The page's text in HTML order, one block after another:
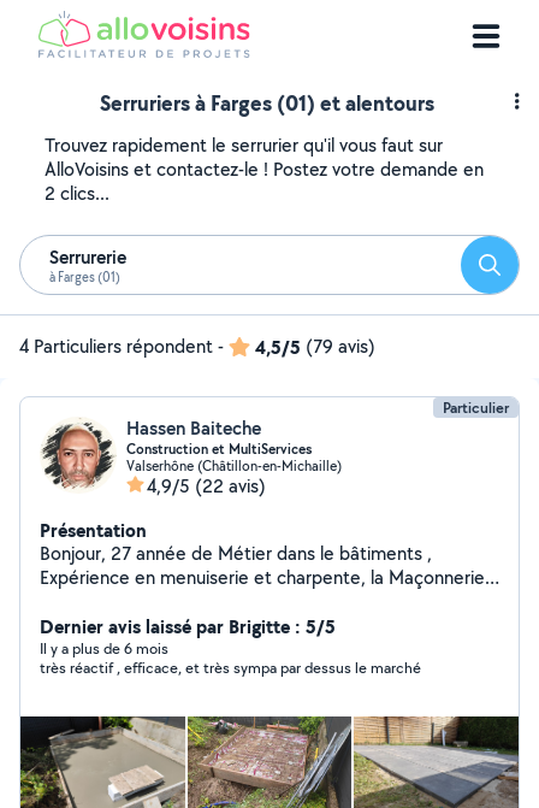
Serruriers à Farges (01) et alentours
Trouvez rapidement le serrurier qu'il vous faut sur
AlloVoisins et contactez-le ! Postez votre demande en
2 clics...
Serrurerie
à Farges (01)
4 Particuliers répondent- 4,5/5 (79 avis)
Particulier
Hassen Baiteche
Construction et MultiServices
Valserhône (Châtillon-en-Michaille)
4,9/5 (22 avis)
Présentation
Bonjour, 27 année de Métier dans le bâtiments ,
Expérience en menuiserie et charpente, la Maçonnerie,
carrelage placoplatre , tout travaux pavés, Muret,
Dernier avis laissé par Brigitte : 5/5
Il y a plus de 6 mois
très réactif , efficace, et très sympa par dessus le marché